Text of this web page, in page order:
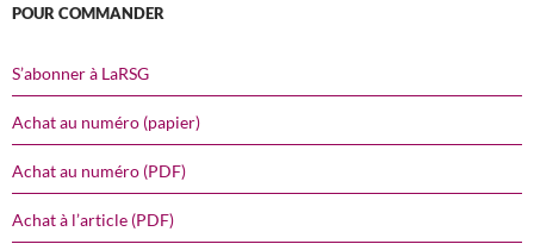
POUR COMMANDER
S’abonner à LaRSG
Achat au numéro (papier)
Achat au numéro (PDF)
Achat à l’article (PDF)